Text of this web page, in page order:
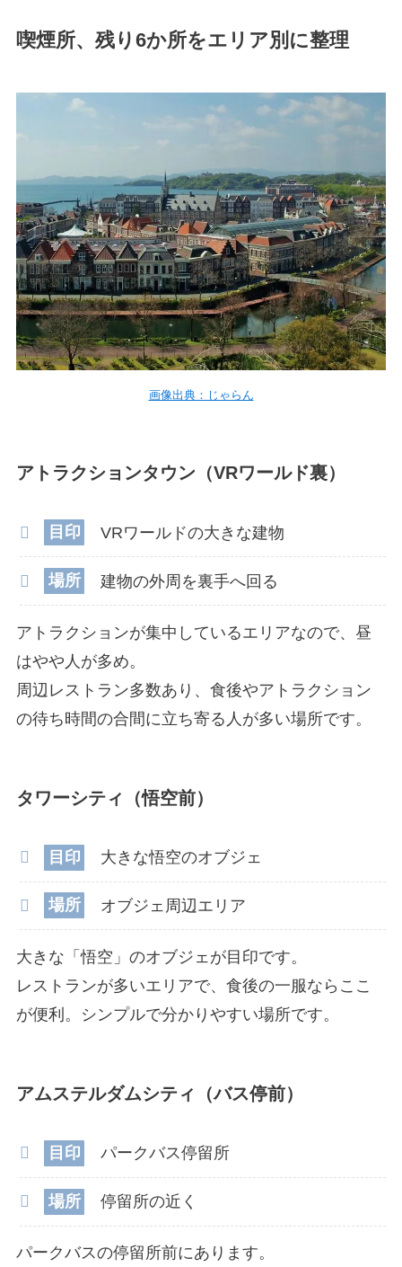
喫煙所、残り6か所をエリア別に整理
画像出典：じゃらん
アトラクションタウン（VRワールド裏）
目印 VRワールドの大きな建物
場所 建物の外周を裏手へ回る
アトラクションが集中しているエリアなので、昼
はやや人が多め。
周辺レストラン多数あり、食後やアトラクション
の待ち時間の合間に立ち寄る人が多い場所です。
タワーシティ（悟空前）
目印 大きな悟空のオブジェ
場所 オブジェ周辺エリア
大きな「悟空」のオブジェが目印です。
レストランが多いエリアで、食後の一服ならここ
が便利。シンプルで分かりやすい場所です。
アムステルダムシティ（バス停前）
目印 パークバス停留所
場所 停留所の近く
パークバスの停留所前にあります。